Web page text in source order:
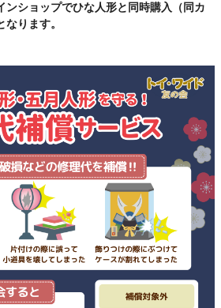
ショップでひな人形と同時購入（同カ
ります。